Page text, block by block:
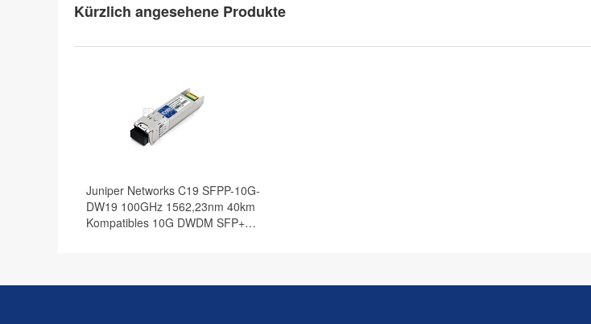
Kürzlich angesehene Produkte
Juniper Networks C19 SFPP-10G-
DW19 100GHz 1562,23nm 40km
Kompatibles 10G DWDM SFP+